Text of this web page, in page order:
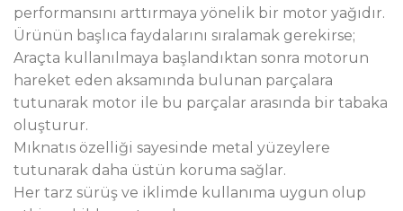
performansını arttırmaya yönelik bir motor yağıdır.
Ürünün başlıca faydalarını sıralamak gerekirse;
Araçta kullanılmaya başlandıktan sonra motorun
hareket eden aksamında bulunan parçalara
tutunarak motor ile bu parçalar arasında bir tabaka
oluşturur.
Mıknatıs özelliği sayesinde metal yüzeylere
tutunarak daha üstün koruma sağlar.
Her tarz sürüş ve iklimde kullanıma uygun olup